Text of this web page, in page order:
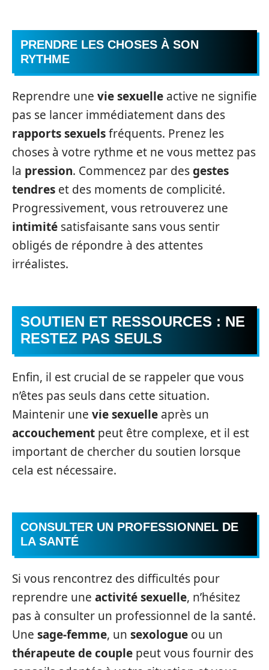
PRENDRE LES CHOSES À SON
RYTHME
Reprendre une vie sexuelle active ne signifie
pas se lancer immédiatement dans des
rapports sexuelsfréquents. Prenez les
choses à votre rythme et ne vous mettez pas
la pression. Commencez par desgestes
tendres et des moments de complicité.
Progressivement, vous retrouverez une
intimité satisfaisante sans vous sentir
obligés de répondre à des attentes
irréalistes.
SOUTIEN ET RESSOURCES : NE
RESTEZ PAS SEULS
Enfin, il est crucial de se rappeler que vous
n’êtes pas seuls dans cette situation.
Maintenir une vie sexuelle après un
accouchement peut être complexe, et il est
important de chercher du soutien lorsque
cela est nécessaire.
CONSULTER UN PROFESSIONNEL DE
LA SANTÉ
Si vous rencontrez des difficultés pour
reprendre une activité sexuelle, n’hésitez
pas à consulter un professionnel de la santé.
Une sage-femme, un sexologue ou un
thérapeute de couple peut vous fournir des